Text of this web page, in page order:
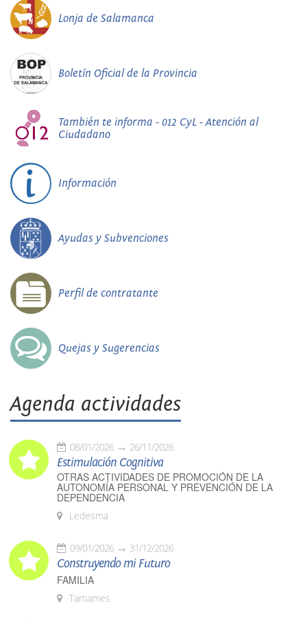
Lonja de Salamanca
Boletín Oficial de la Provincia
También te informa - 012 CyL - Atención al
Ciudadano
Información
Ayudas y Subvenciones
Perfil de contratante
Quejas y Sugerencias
Agenda actividades
08/01/2026 26/11/2026
Estimulación Cognitiva
OTRAS ACTIVIDADES DE PROMOCIÓN DE LA
AUTONOMÍA PERSONAL Y PREVENCIÓN DE LA
DEPENDENCIA
Ledesma
09/01/2026 31/12/2026
Construyendo mi Futuro
FAMILIA
Tamames